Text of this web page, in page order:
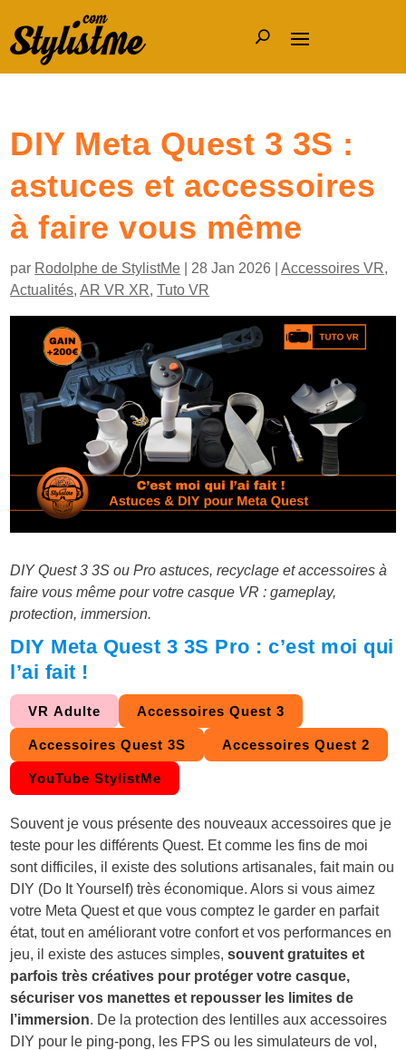
DIY Meta Quest 3 3S :
astuces et accessoires
à faire vous même
par Rodolphe de StylistMe 28 Jan 2026 |Accessoires VR,
Actualités,AR VR XR,Tuto VR
DIY Quest 3 3S ou Pro astuces, recyclage et accessoires à
faire vous même pour votre casque VR : gameplay,
protection, immersion.
DIY Meta Quest 3 3S Pro : c’est moi qui
l’ai fait !
VR Adulte Accessoires Quest 3
Accessoires Quest 3S Accessoires Quest 2
YouTube StylistMe
Souvent je vous présente des nouveaux accessoires que je
teste pour les différents Quest. Et comme les fins de moi
sont difficiles, il existe des solutions artisanales, fait main ou
DIY (Do It Yourself) très économique. Alors si vous aimez
votre Meta Quest et que vous comptez le garder en parfait
état, tout en améliorant votre confort et vos performances en
jeu, il existe des astuces simples,souvent gratuites et
parfois très créatives pour protéger votre casque,
sécuriser vos manettes et repousser les limites de
l’immersion. De la protection des lentilles aux accessoires
DIY pour le ping-pong, les FPS ou les simulateurs de vol,